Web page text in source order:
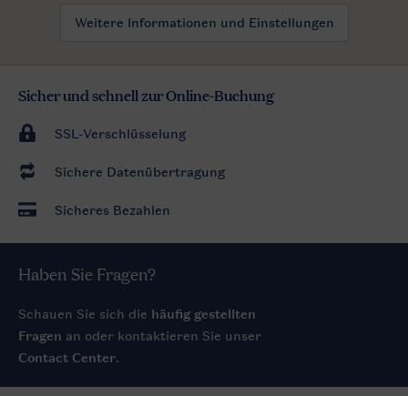
Weitere Informationen und Einstellungen
Sicher und schnell zur Online-Buchung
SSL-Verschlüsselung
Sichere Datenübertragung
Sicheres Bezahlen
Haben Sie Fragen?
Schauen Sie sich die häufig gestellten
Fragen an oder kontaktieren Sie unser
Contact Center.